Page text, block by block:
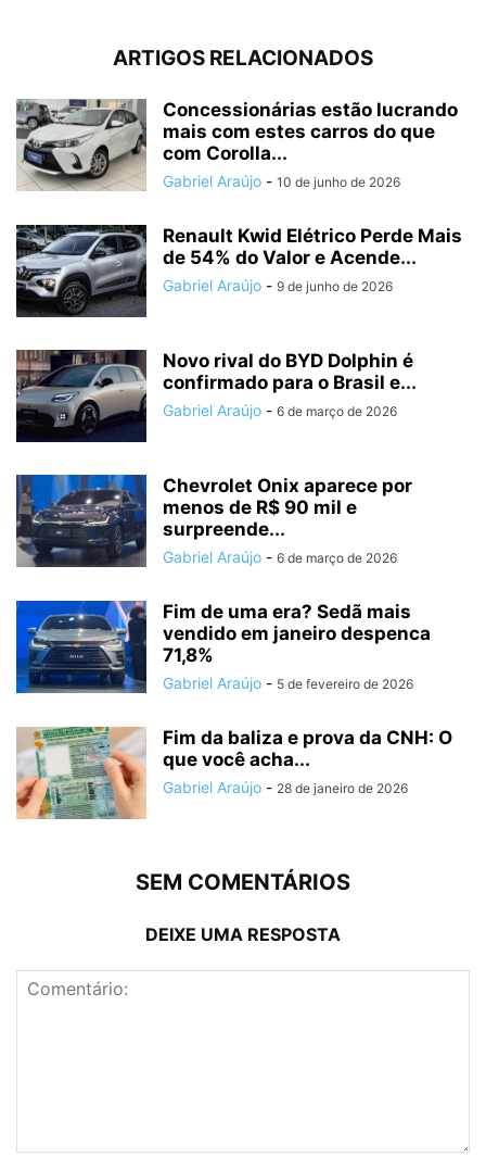
ARTIGOS RELACIONADOS
Concessionárias estão lucrando
mais com estes carros do que
com Corolla...
Gabriel Araújo - 10 de junho de 2026
Renault Kwid Elétrico Perde Mais
de 54% do Valor e Acende...
Gabriel Araújo - 9 de junho de 2026
Novo rival do BYD Dolphin é
confirmado para o Brasil e...
Gabriel Araújo - 6 de março de 2026
Chevrolet Onix aparece por
menos de R$ 90 mil e
surpreende...
Gabriel Araújo - 6 de março de 2026
Fim de uma era? Sedã mais
vendido em janeiro despenca
71,8%
Gabriel Araújo - 5 de fevereiro de 2026
Fim da baliza e prova da CNH: O
que você acha...
Gabriel Araújo - 28 de janeiro de 2026
SEM COMENTÁRIOS
DEIXE UMA RESPOSTA